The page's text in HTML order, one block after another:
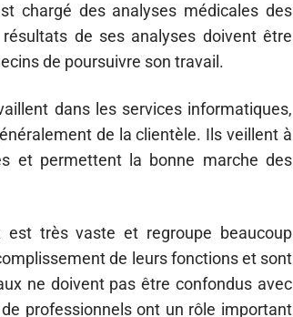
chargé des analyses médicales des
de ses analyses doivent être
de poursuivre son travail.
dans les services informatiques,
de la clientèle. Ils veillent à
et permettent la bonne marche des
est très vaste et regroupe beaucoup
de leurs fonctions et sont
ne doivent pas être confondus avec
professionnels ont un rôle important